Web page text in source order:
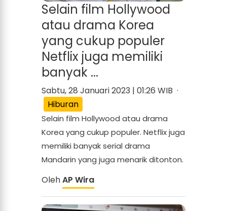
Selain film Hollywood
atau drama Korea
yang cukup populer
Netflix juga memiliki
banyak ...
Sabtu, 28 Januari 2023 | 01:26 WIB ·
Hiburan
Selain film Hollywood atau drama
Korea yang cukup populer. Netflix juga
memiliki banyak serial drama
Mandarin yang juga menarik ditonton.
OlehAP Wira